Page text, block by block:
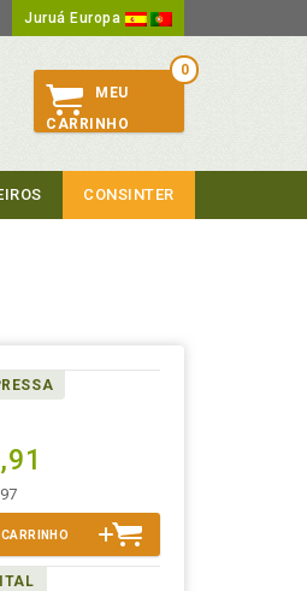
Juruá Europa
0
MEU
CARRINHO
CONSINTER